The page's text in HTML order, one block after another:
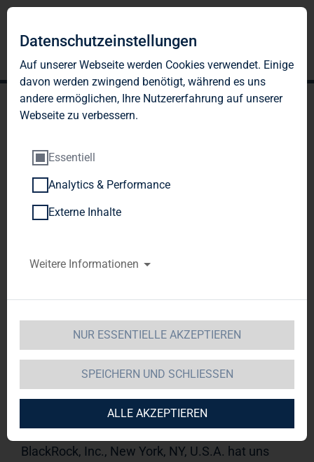
TAG Immobilien AG:
Veröffentlichung gemäß §
26 Abs. 1 WpHG mit dem
Verbreitung
TAG Immobilien AG 22.12.2014
09:03Veröffentlichung einer
Stimmrechtsmitteilung, übermittelt durch DGAP -
Mitteilung ist der Emittent verantwortlich.------------
---------------------------------------------------------------1. Die
BlackRock, Inc., New York, NY, U.S.A. hat uns
Datenschutzeinstellungen
Auf unserer Webseite werden Cookies verwendet. Einige
davon werden zwingend benötigt, während es uns
andere ermöglichen, Ihre Nutzererfahrung auf unserer
Webseite zu verbessern.
Essentiell
Analytics & Performance
Externe Inhalte
Weitere Informationen
NUR ESSENTIELLE AKZEPTIEREN
SPEICHERN UND SCHLIESSEN
ALLE AKZEPTIEREN